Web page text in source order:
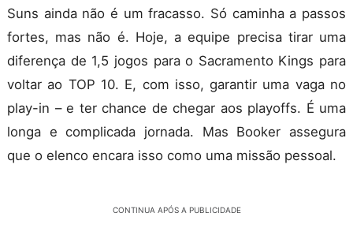
Suns ainda não é um fracasso. Só caminha a passos
fortes, mas não é. Hoje, a equipe precisa tirar uma
diferença de 1,5 jogos para o Sacramento Kings para
voltar ao TOP 10. E, com isso, garantir uma vaga no
play-in – e ter chance de chegar aos playoffs. É uma
longa e complicada jornada. Mas Booker assegura
que o elenco encara isso como uma missão pessoal.
CONTINUA APÓS A PUBLICIDADE